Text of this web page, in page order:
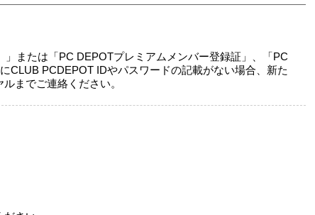
または「PC DEPOTプレミアムメンバー登録証」、「PC
CLUB PCDEPOT IDやパスワードの記載がない場合、新た
までご連絡ください。